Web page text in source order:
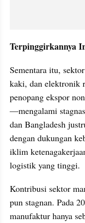
Terpinggirkannya
Sementara itu,
kaki, dan elektronik
penopang ekspor
—mengalami
dan Bangladesh
dengan dukungan
iklim
logistik yang tinggi.
Kontribusi sektor
pun stagnan. Pada
manufaktur hanya